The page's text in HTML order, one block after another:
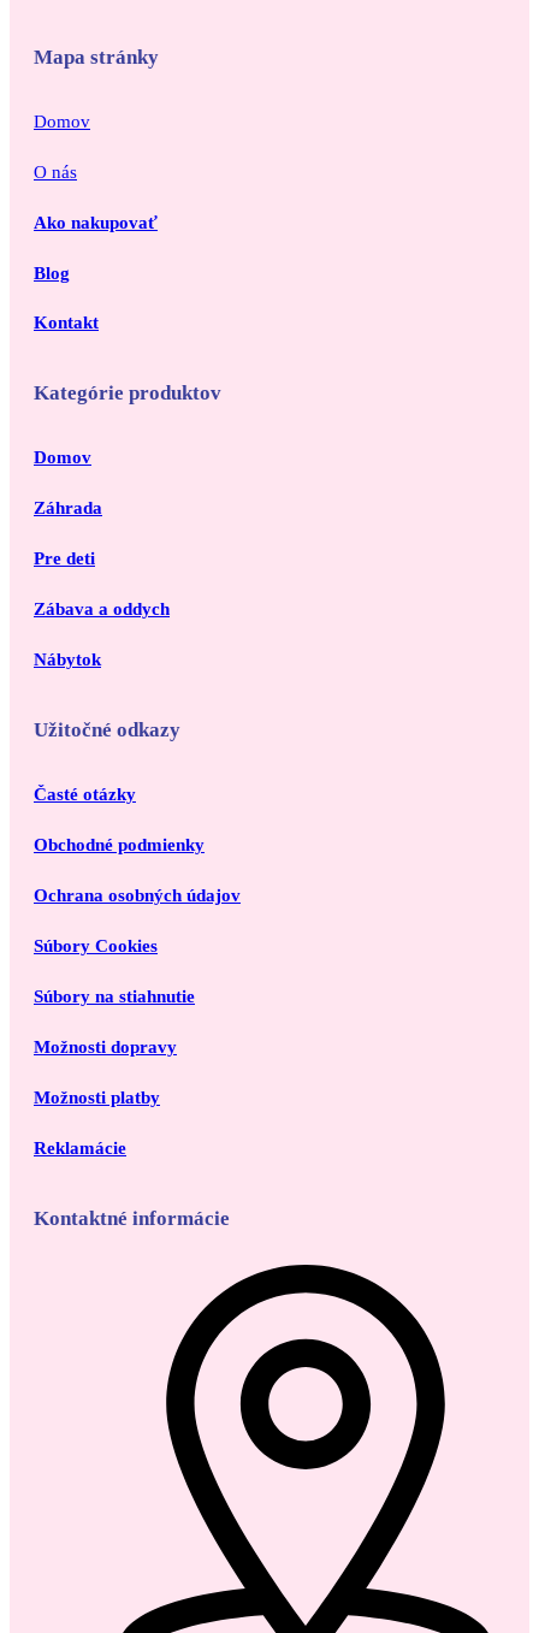
Mapa stránky
Domov
O nás
Ako nakupovať
Blog
Kontakt
Kategórie produktov
Domov
Záhrada
Pre deti
Zábava a oddych
Nábytok
Užitočné odkazy
Časté otázky
Obchodné podmienky
Ochrana osobných údajov
Súbory Cookies
Súbory na stiahnutie
Možnosti dopravy
Možnosti platby
Reklamácie
Kontaktné informácie